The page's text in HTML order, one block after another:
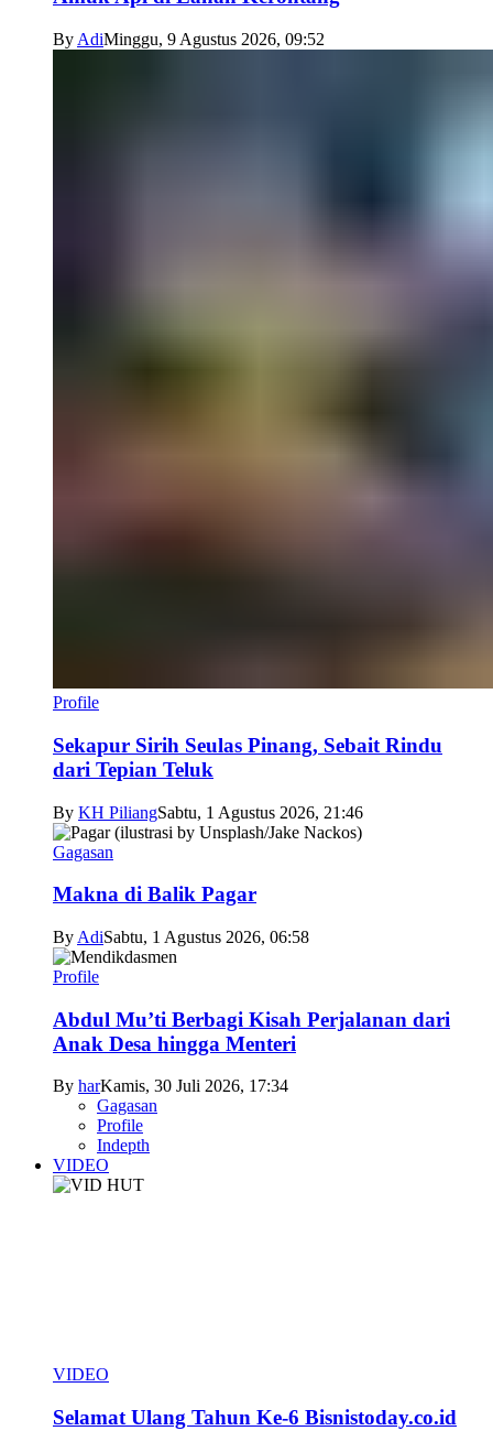
By AdiMinggu, 9 Agustus 2026, 09:52
Profile
Sekapur Sirih Seulas Pinang, Sebait Rindu
dari Tepian Teluk
By KH PiliangSabtu, 1 Agustus 2026, 21:46
Gagasan
Makna di Balik Pagar
By AdiSabtu, 1 Agustus 2026, 06:58
Profile
Abdul Mu’ti Berbagi Kisah Perjalanan dari
Anak Desa hingga Menteri
By harKamis, 30 Juli 2026, 17:34
Gagasan
Profile
Indepth
VIDEO
VIDEO
Selamat Ulang Tahun Ke-6 Bisnistoday.co.id